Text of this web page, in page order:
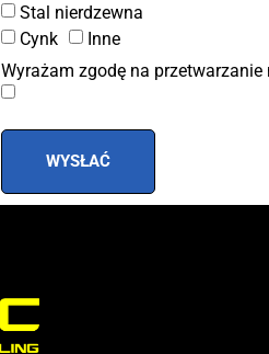
Stal nierdzewna
Cynk
Inne
Wyrażam zgodę na
WYSŁAĆ